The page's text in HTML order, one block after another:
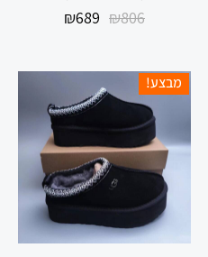
₪806
₪689
מבצע!